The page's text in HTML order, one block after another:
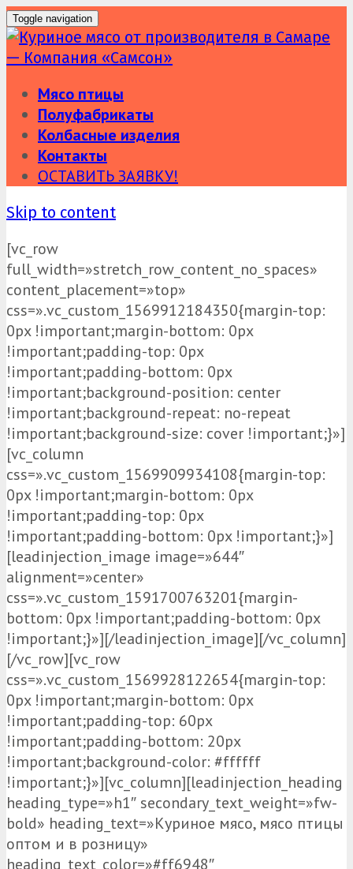
Toggle navigation
Мясо птицы
Полуфабрикаты
Колбасные изделия
Контакты
ОСТАВИТЬ ЗАЯВКУ!
Skip to content
[vc_row
full_width=»stretch_row_content_no_spaces»
content_placement=»top»
css=».vc_custom_1569912184350{margin-top:
0px !important;margin-bottom: 0px
!important;padding-top: 0px
!important;padding-bottom: 0px
!important;background-position: center
!important;background-repeat: no-repeat
!important;background-size: cover !important;}»]
[vc_column
css=».vc_custom_1569909934108{margin-top:
0px !important;margin-bottom: 0px
!important;padding-top: 0px
!important;padding-bottom: 0px !important;}»]
[leadinjection_image image=»644″
alignment=»center»
css=».vc_custom_1591700763201{margin-
bottom: 0px !important;padding-bottom: 0px
!important;}»][/leadinjection_image][/vc_column]
[/vc_row][vc_row
css=».vc_custom_1569928122654{margin-top:
0px !important;margin-bottom: 0px
!important;padding-top: 60px
!important;padding-bottom: 20px
!important;background-color: #ffffff
!important;}»][vc_column][leadinjection_heading
heading_type=»h1″ secondary_text_weight=»fw-
bold» heading_text=»Куриное мясо, мясо птицы
оптом и в розницу»
heading_text_color=»#ff6948″